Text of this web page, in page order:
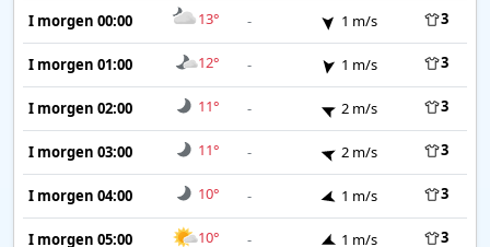
I morgen 00:00 13° - 1 m/s 3
I morgen 01:00 12° - 1 m/s 3
I morgen 02:00 11° - 2 m/s 3
I morgen 03:00 11° - 2 m/s 3
I morgen 04:00 10° - 1 m/s 3
I morgen 05:00 10° - 1 m/s 3